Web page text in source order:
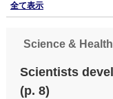
全て表示
Science & Health
Scientists
(p. 8)